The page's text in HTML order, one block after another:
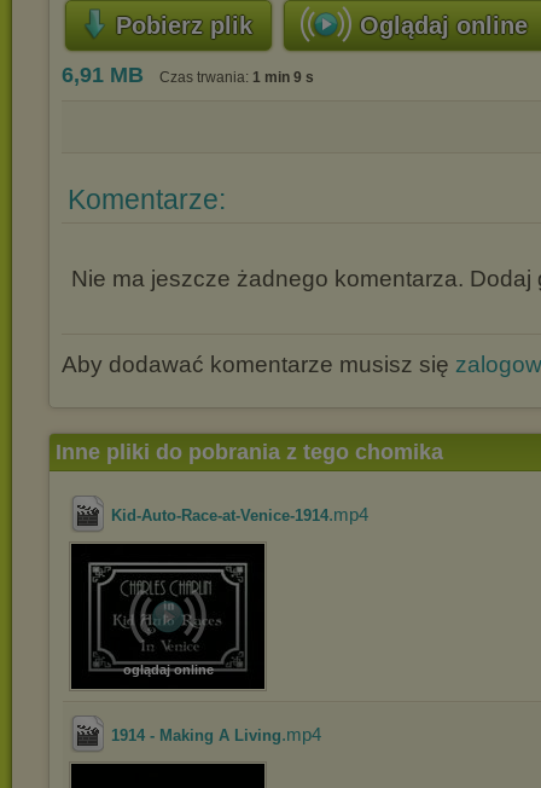
Pobierz plik Oglądaj online
6,91 MB Czas trwania: 1 min 9 s
Komentarze:
Nie ma jeszcze żadnego komentarza. Dodaj
Aby dodawać komentarze musisz się
Inne pliki do pobrania z tego chomika
Kid-Auto-Race-at-Venice-1914.mp4
oglądaj online
1914 - Making A Living.mp4